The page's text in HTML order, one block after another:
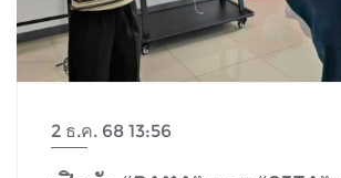
2 ธ.ค. 68 13:56